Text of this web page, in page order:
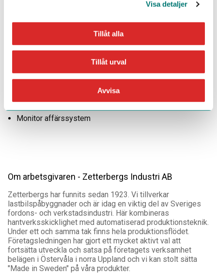
Visa detaljer
Tillåt alla
Tillåt urval
Avvisa
Truckkort B1 och B2
Erfarenhet av truckkörning
Erfarenhet av industri eller utomhuskörning
Truckkort C4 (sidlastare)
Ritningsläsning
Monitor affärssystem
Om arbetsgivaren - Zetterbergs Industri AB
Zetterbergs har funnits sedan 1923. Vi tillverkar
lastbilspåbyggnader och är idag en viktig del av Sveriges
fordons- och verkstadsindustri. Här kombineras
hantverksskicklighet med automatiserad produktionsteknik.
Under ett och samma tak finns hela produktionsflödet.
Företagsledningen har gjort ett mycket aktivt val att
fortsätta utveckla och satsa på företagets verksamhet
belägen i Östervåla i norra Uppland och vi kan stolt sätta
"Made in Sweden" på våra produkter.